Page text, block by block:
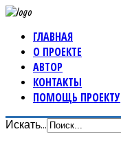
ГЛАВНАЯ
О ПРОЕКТЕ
АВТОР
КОНТАКТЫ
ПОМОЩЬ ПРОЕКТУ
Искать...